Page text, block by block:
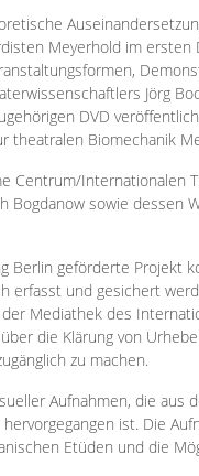
Meyerhold im ersten
Jörg
DVD
theatralen Biomechanik
Centrum/Internationalen
Bogdanow sowie dessen
Berlin geförderte Projekt
erfasst und gesichert
Mediathek des
die Klärung von
zu machen.
Aufnahmen, die aus
ist. Die
Etüden und die